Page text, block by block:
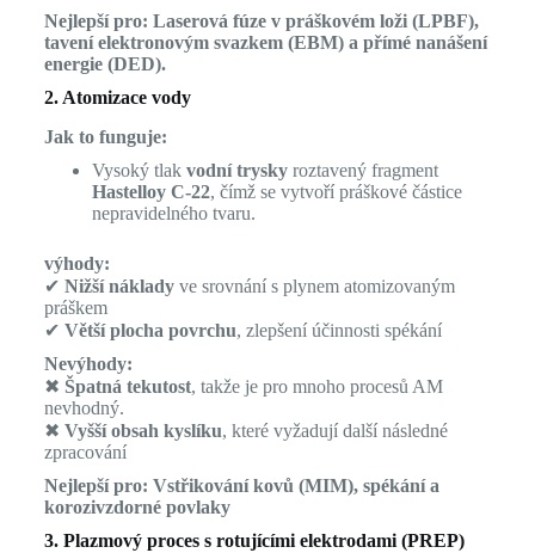
Nejlepší pro: Laserová fúze v práškovém loži (LPBF),
tavení elektronovým svazkem (EBM) a přímé nanášení
energie (DED).
2. Atomizace vody
Jak to funguje:
Vysoký tlak vodní tryskyroztavený fragment
Hastelloy C-22, čímž se vytvoří práškové částice
nepravidelného tvaru.
výhody:
✔ Nižší nákladyve srovnání s plynem atomizovaným
práškem
✔ Větší plocha povrchu, zlepšení účinnosti spékání
Nevýhody:
✖ Špatná tekutost, takže je pro mnoho procesů AM
nevhodný.
✖ Vyšší obsah kyslíku, které vyžadují další následné
zpracování
Nejlepší pro: Vstřikování kovů (MIM), spékání a
korozivzdorné povlaky
3. Plazmový proces s rotujícími elektrodami (PREP)